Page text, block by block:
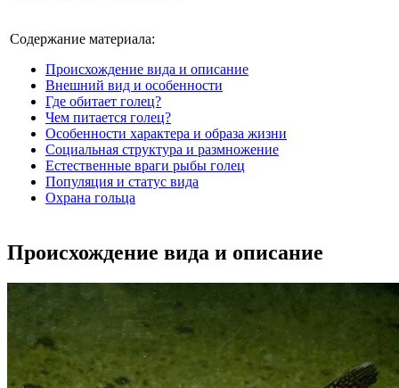
Содержание материала:
Происхождение вида и описание
Внешний вид и особенности
Где обитает голец?
Чем питается голец?
Особенности характера и образа жизни
Социальная структура и размножение
Естественные враги рыбы голец
Популяция и статус вида
Охрана гольца
Происхождение вида и описание